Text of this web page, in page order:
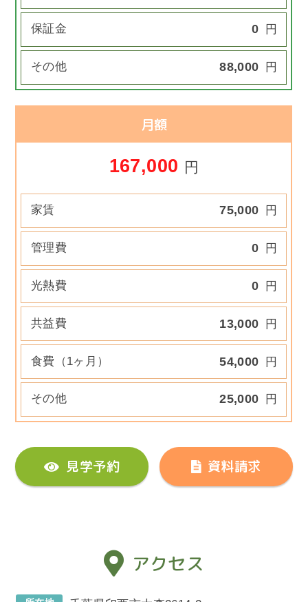
保証金 0 円
その他 88,000 円
月額
167,000 円
家賃 75,000 円
管理費 0 円
光熱費 0 円
共益費 13,000 円
食費（1ヶ月） 54,000 円
その他 25,000 円
見学予約 資料請求
アクセス